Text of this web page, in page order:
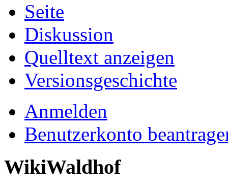
Seite
Diskussion
Quelltext anzeigen
Versionsgeschichte
Anmelden
Benutzerkonto
WikiWaldhof